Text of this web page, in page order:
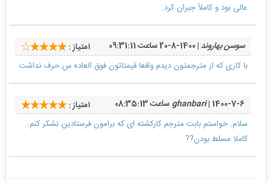
عالی بود و کاملاً جبران کرد.
سوسن بهاروند| 1400-8-20 ساعت 09:31:11
امتیاز :
با کاری که از مترجمتون دیدم واقعا قیمتاتون فوق العاده س.حرف نداشت
ghanbari| 1400-7-6 ساعت 08:35:13
امتیاز :
سلام. خواستم بابت مترجم کارکشته ای که برامون فرستادین تشکر کنم.
کاملا مسلط بودن??